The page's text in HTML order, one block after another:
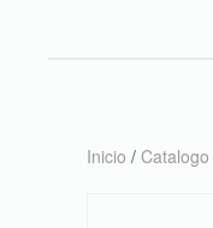
Inicio / Catalogo